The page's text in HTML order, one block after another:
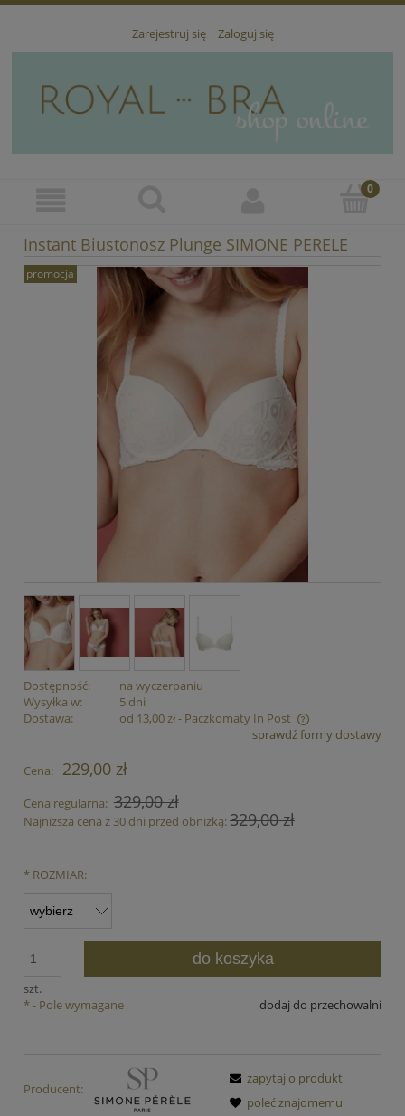
Zarejestruj się Zaloguj się
Instant Biustonosz Plunge SIMONE PERELE
promocja
Dostępność:
na wyczerpaniu
Wysyłka w:
5 dni
Dostawa:
od 13,00 zł- Paczkomaty In Post
Cena nie zawiera ewentualnych kosztów płatnościsprawdź formy dostawy
Cena: 229,00 zł
Cena regularna: 329,00 zł
Najniższa cena z 30 dni przed obniżką:329,00 zł
* ROZMIAR:
szt.
do koszyka
dodaj do przechowalni
*- Pole wymagane
Producent:
zapytaj o produkt
poleć znajomemu